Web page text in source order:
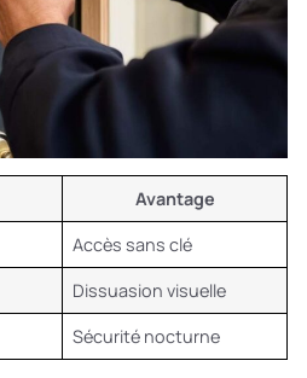
Avantage
Accès sans clé
Dissuasion visuelle
Sécurité nocturne